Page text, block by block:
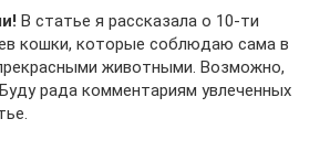
В статье я рассказала о 10-ти
кошки, которые соблюдаю сама в
животными. Возможно,
рада комментариям увлеченных